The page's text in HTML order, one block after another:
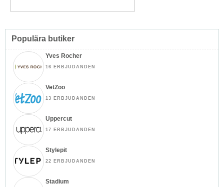
Populära butiker
Yves Rocher
16 ERBJUDANDEN
VetZoo
13 ERBJUDANDEN
Uppercut
17 ERBJUDANDEN
Stylepit
22 ERBJUDANDEN
Stadium